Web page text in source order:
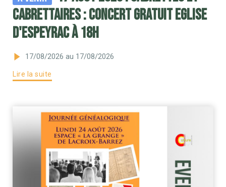
Cabrettaires : concert gratuit Eglise
d'Espeyrac à 18h
17/08/2026 au 17/08/2026
Lire la suite